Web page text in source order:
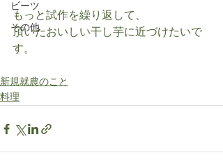
ビーツ
その他
もっと試作を繰り返して、
頂いたおいしい干し芋に近づけたいで
す。
新規就農のこと
料理